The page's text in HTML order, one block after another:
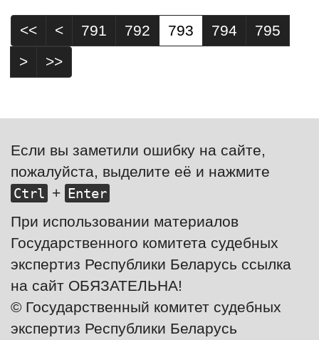
<< < 791 792 793 794
795
>
>>
Если вы заметили ошибку на сайте,
пожалуйста, выделите её и нажмите
Ctrl + Enter
При использовании материалов
Государственного комитета судебных
экспертиз Республики Беларусь ссылка
на сайт ОБЯЗАТЕЛЬНА!
© Государственный комитет судебных
экспертиз Республики Беларусь